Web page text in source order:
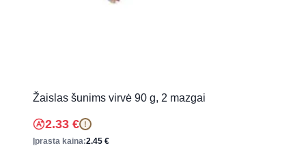
Žaislas šunims virvė 90 g, 2 mazgai
2.33 € !
Įprasta kaina:2.45 €